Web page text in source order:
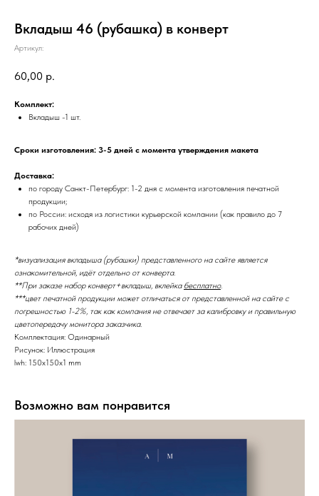
Вкладыш 46 (рубашка) в конверт
Артикул:
60,00 р.
Комплект:
Вкладыш -1 шт.
Сроки изготовления: 3-5 дней с момента утверждения макета
Доставка:
по городу Санкт-Петербург: 1-2 дня с момента изготовления печатной
продукции;
по России: исходя из логистики курьерской компании (как правило до 7
рабочих дней)
*визуализация вкладыша (рубашки) представленного на сайте является
ознакомительной, идёт отдельно от конверта.
**При заказе набор конверт+вкладыш, вклейка бесплатно.
***цвет печатной продукции может отличаться от представленной на сайте с
погрешностью 1-2%, так как компания не отвечает за калибровку и правильную
цветопередачу монитора заказчика.
Комплектация: Одинарный
Рисунок: Иллюстрация
lwh: 150x150x1 mm
Возможно вам понравится